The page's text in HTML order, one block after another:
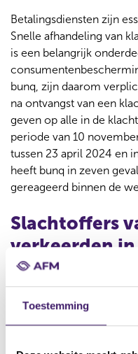
Toestemming
Betalingsdiensten zijn
Snelle afhandeling van
is een belangrijk
bunq, zijn daarom
na ontvangst van een
geven op alle in de
periode van 10
tussen 23 april 2024 en
heeft bunq in zeven
gereageerd binnen de
Slachtoffers
verkeerden
geworden van online
wel tienduizenden